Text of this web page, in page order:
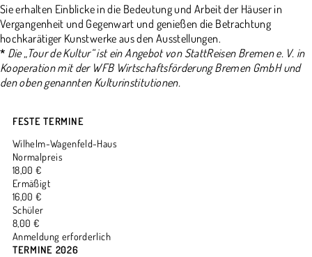
Sie erhalten Einblicke in die Bedeutung und Arbeit der Häuser in
Vergangenheit und Gegenwart und genießen die Betrachtung
hochkarätiger Kunstwerke aus den Ausstellungen.
* Die „Tour de Kultur“ ist ein Angebot von StattReisen Bremen e. V. in
Kooperation mit der WFB Wirtschaftsförderung Bremen GmbH und
den oben genannten Kulturinstitutionen.
FESTE TERMINE
Wilhelm-Wagenfeld-Haus
Normalpreis
18,00 €
Ermäßigt
16,00 €
Schüler
8,00 €
Anmeldung erforderlich
TERMINE 2026